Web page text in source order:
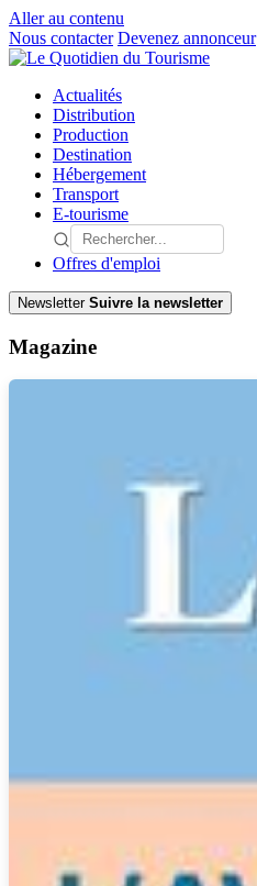
Aller au contenu
Nous contacter Devenez annonceur
Actualités
Distribution
Production
Destination
Hébergement
Transport
E-tourisme
Offres d'emploi
Newsletter Suivre la newsletter
Magazine